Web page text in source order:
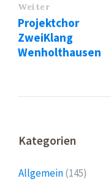
Weiter
Projektchor
ZweiKlang
Wenholthausen
Kategorien
Allgemein(145)